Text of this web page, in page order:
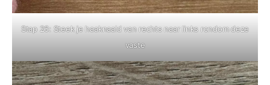
Stap 26: Steek je haaknaald van rechts naar links rondom deze
vaste